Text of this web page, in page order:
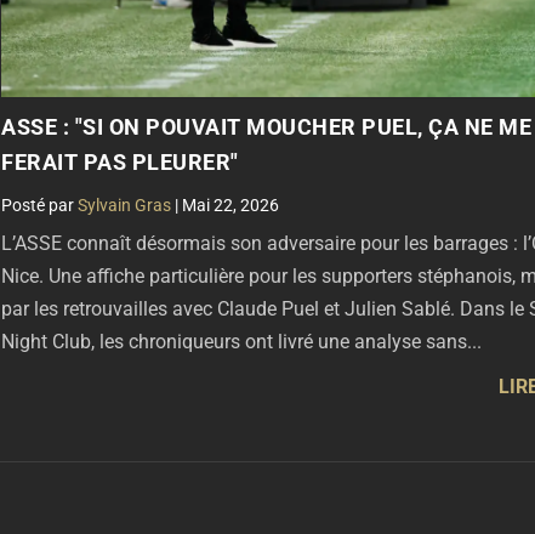
ASSE : "SI ON POUVAIT MOUCHER PUEL, ÇA NE ME
FERAIT PAS PLEURER"
parSylvain Gras | Mai 22, 2026
L’ASSE connaît désormais son adversaire pour les barrages :
Nice. Une affiche particulière pour les supporters stéphanois,
par les retrouvailles avec Claude Puel et Julien Sablé. Dans le
Night Club, les chroniqueurs ont livré une analyse sans...